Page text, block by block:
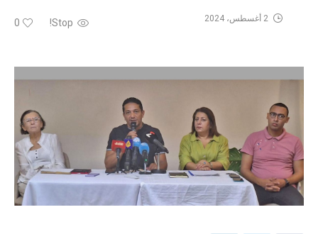
Stop!
0 2 أغسطس، 2024